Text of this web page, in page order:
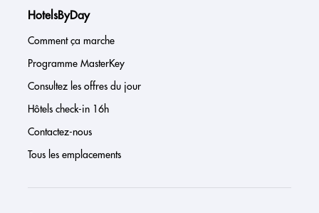
HotelsByDay
Comment ça marche
Programme MasterKey
Consultez les offres du jour
Hôtels check-in 16h
Contactez-nous
Tous les emplacements